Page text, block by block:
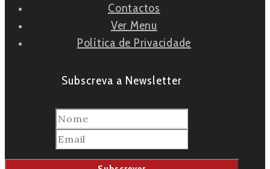
Contactos
Ver Menu
Política de Privacidade
Subscreva a Newsletter